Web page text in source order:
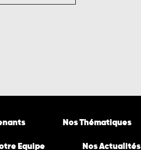
Nos Thématiques
Equipe Nos Actualités